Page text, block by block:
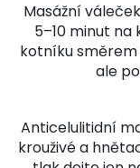
Masážní
5–10 minut
kotníku směrem
ale
Anticelulitidní
krouživé a